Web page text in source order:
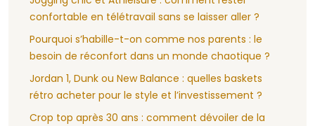
confortable en télétravail sans se laisser aller ?
Pourquoi s’habille-t-on comme nos parents : le
besoin de réconfort dans un monde chaotique ?
Jordan 1, Dunk ou New Balance : quelles baskets
rétro acheter pour le style et l’investissement ?
Crop top après 30 ans : comment dévoiler de la